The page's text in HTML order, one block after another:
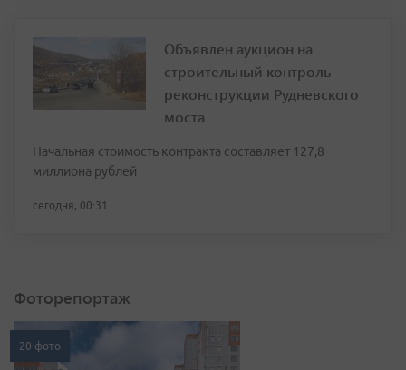
Объявлен аукцион на
строительный контроль
реконструкции Рудневского
моста
Начальная стоимость контракта составляет 127,8
миллиона рублей
сегодня, 00:31
Фоторепортаж
20 фото